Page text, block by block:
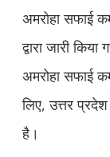
अमरोहा सफाई
द्वारा जारी
अमरोहा सफाई
लिए, उत्तर
है।